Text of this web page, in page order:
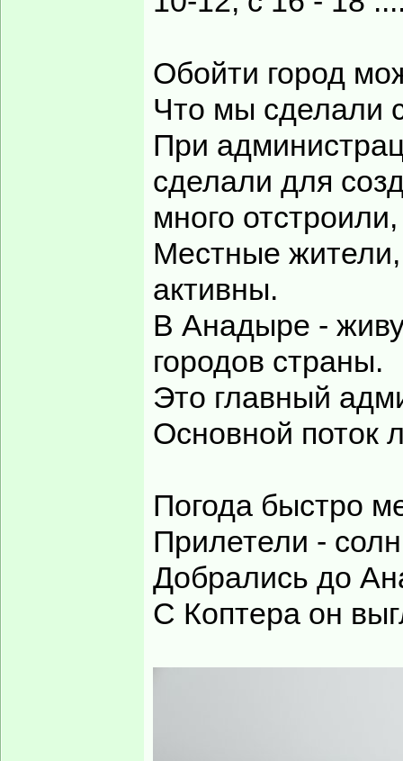
Обойти город
Что мы сделали
При
сделали для
много
Местные жители,
активны.
В Анадыре -
городов страны.
Это главный
Основной поток
Погода быстро
Прилетели -
Добрались до
С Коптера он